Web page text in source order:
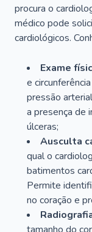
procura o
médico pode
cardiológicos.
Exame
e
pressão
a presença de
úlceras;
Ausculta
qual o
batimentos
Permite
no coração e